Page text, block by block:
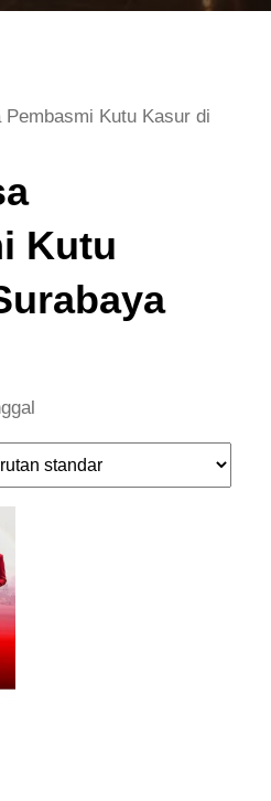
Pembasmi Kutu Kasur di
Kutu